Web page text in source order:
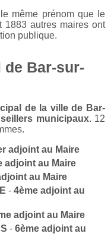
même prénom que le
1883 autres maires ont
publique.
Bar-sur-
de la ville de Bar-
municipaux. 12
adjoint au Maire
adjoint au Maire
au Maire
- 4ème adjoint au
adjoint au Maire
- 6ème adjoint au